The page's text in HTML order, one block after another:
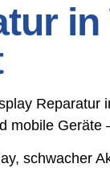
schwacher